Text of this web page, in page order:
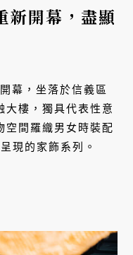
開幕，盡顯
幕，坐落於信義區
樓，獨具代表性意
空間羅織男女時裝配
現的家飾系列。